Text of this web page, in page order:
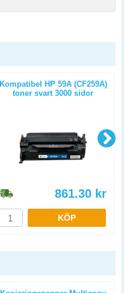
Kompatibel HP 59A (CF259A)
toner svart 3000 sidor
861.30 kr
KÖP